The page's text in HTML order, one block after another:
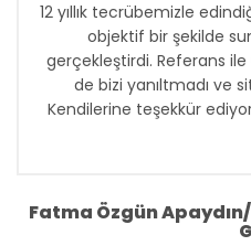
12 yıllık tecrübemizle
objektif bir şekilde
gerçekleştirdi. Referans ile
de bizi yanıltmadı ve
Kendilerine teşekkür
Fatma Özgün